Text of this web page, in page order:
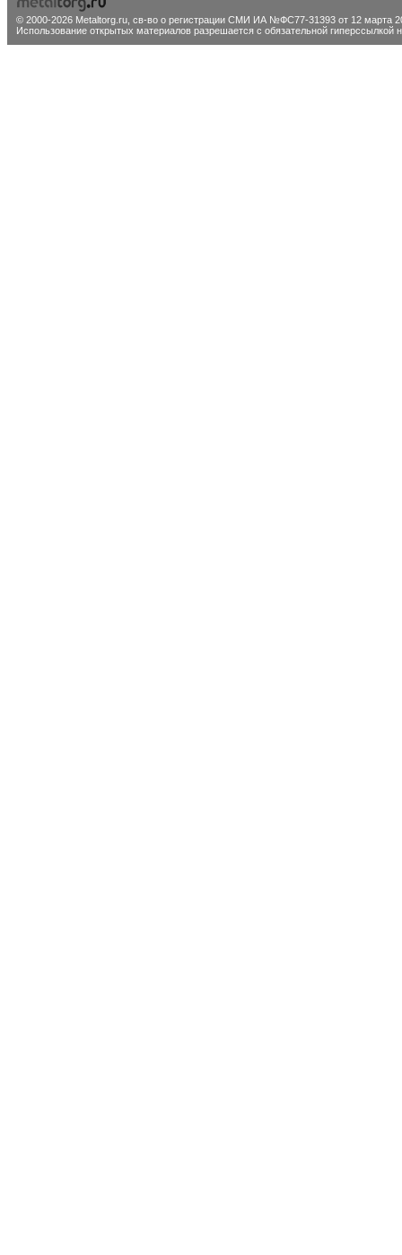
© 2000-2026 Metaltorg.ru, св-во о регистрации СМИ ИА №ФС77-31393 от 12 марта
Использование открытых материалов разрешается с обязательной гиперссылкой